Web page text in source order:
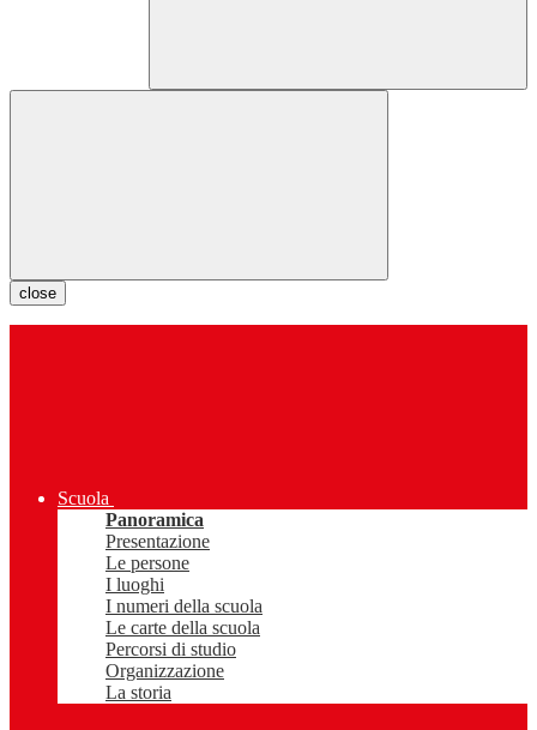
close
Scuola
Panoramica
Presentazione
Le persone
I luoghi
I numeri della scuola
Le carte della scuola
Percorsi di studio
Organizzazione
La storia